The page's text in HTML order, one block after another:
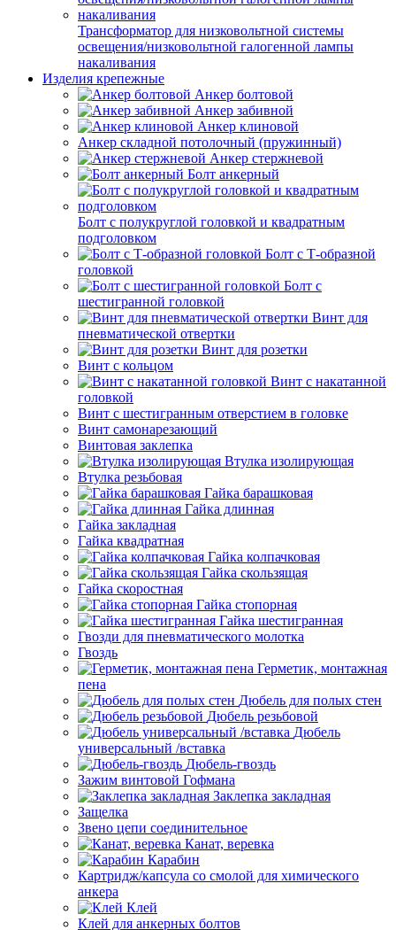
Трансформатор для низковольтной системы
освещения/низковольтной галогенной лампы
накаливания
Изделия крепежные
Анкер болтовой
Анкер забивной
Анкер клиновой
Анкер складной потолочный (пружинный)
Анкер стержневой
Болт анкерный
Болт с полукруглой головкой и квадратным
подголовком
Болт с Т-образной
головкой
Болт с
шестигранной головкой
Винт для
пневматической отвертки
Винт для розетки
Винт с кольцом
Винт с накатанной
головкой
Винт с шестигранным отверстием в головке
Винт самонарезающий
Винтовая заклепка
Втулка изолирующая
Втулка резьбовая
Гайка барашковая
Гайка длинная
Гайка закладная
Гайка квадратная
Гайка колпачковая
Гайка скользящая
Гайка скоростная
Гайка стопорная
Гайка шестигранная
Гвозди для пневматического молотка
Гвоздь
Герметик, монтажная
пена
Дюбель для полых стен
Дюбель резьбовой
Дюбель
универсальный /вставка
Дюбель-гвоздь
Зажим винтовой Гофмана
Заклепка закладная
Защелка
Звено цепи соединительное
Канат, веревка
Карабин
Картридж/капсула со смолой для химического
анкера
Клей
Клей для анкерных болтов